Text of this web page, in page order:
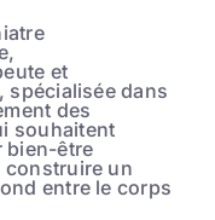
et
spécialisée dans
des
souhaitent
bien-être
construire un
entre le corps